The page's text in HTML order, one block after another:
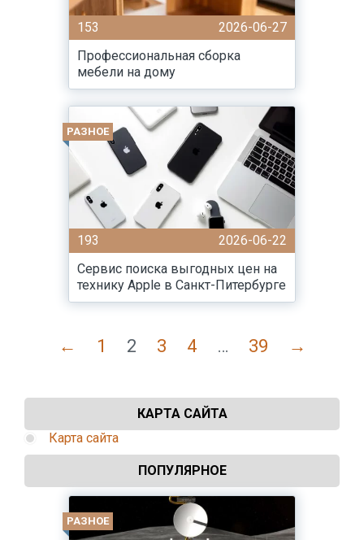
153
2026-06-27
Профессиональная сборка
мебели на дому
РАЗНОЕ
193
2026-06-22
Сервис поиска выгодных цен на
технику Apple в Санкт-Питербурге
← 1 2 3 4 … 39 →
КАРТА САЙТА
Карта сайта
ПОПУЛЯРНОЕ
РАЗНОЕ